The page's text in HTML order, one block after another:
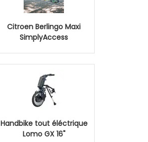
Citroen Berlingo Maxi
SimplyAccess
Handbike tout éléctrique
Lomo GX 16"